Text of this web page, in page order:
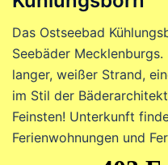
Das Ostseebad
Seebäder
langer, weißer Strand,
im Stil der
Feinsten! Unterkunft
Ferienwohnungen und